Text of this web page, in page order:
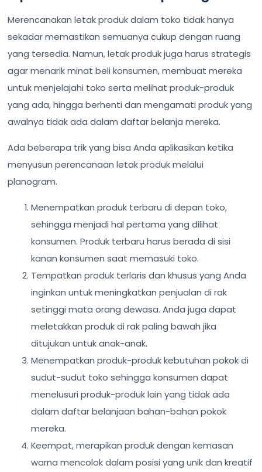
Merencanakan letak produk dalam toko tidak hanya
sekadar memastikan semuanya cukup dengan ruang
yang tersedia. Namun, letak produk juga harus strategis
agar menarik minat beli konsumen, membuat mereka
untuk menjelajahi toko serta melihat produk-produk
yang ada, hingga berhenti dan mengamati produk yang
awalnya tidak ada dalam daftar belanja mereka.
Ada beberapa trik yang bisa Anda aplikasikan ketika
menyusun perencanaan letak produk melalui
planogram.
Menempatkan produk terbaru di depan toko,
sehingga menjadi hal pertama yang dilihat
konsumen. Produk terbaru harus berada di sisi
kanan konsumen saat memasuki toko.
Tempatkan produk terlaris dan khusus yang Anda
inginkan untuk meningkatkan penjualan di rak
setinggi mata orang dewasa. Anda juga dapat
meletakkan produk di rak paling bawah jika
ditujukan untuk anak-anak.
Menempatkan produk-produk kebutuhan pokok di
sudut-sudut toko sehingga konsumen dapat
menelusuri produk-produk lain yang tidak ada
dalam daftar belanjaan bahan-bahan pokok
mereka.
Keempat, merapikan produk dengan kemasan
warna mencolok dalam posisi yang unik dan kreatif